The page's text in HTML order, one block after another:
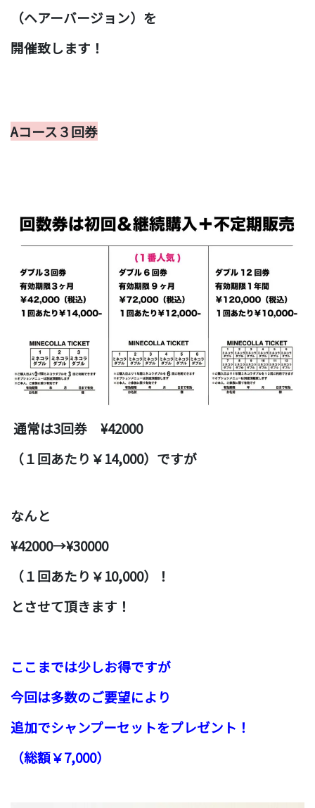
（ヘアーバージョン）を
開催致します！
Aコース３回券
通常は3回券 ¥42000
（１回あたり￥14,000）ですが
なんと
¥42000→¥30000
（１回あたり￥10,000）！
とさせて頂きます！
ここまでは少しお得ですが
今回は多数のご要望により
追加でシャンプーセットをプレゼント！
（総額￥7,000）